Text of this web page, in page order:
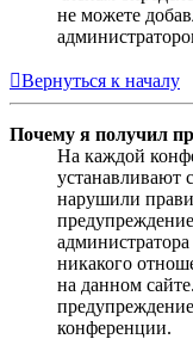
не можете
Вернуться к началу
Почему я получил
На каждой
устанавливают
нарушили
никакого
на данном
конференции.